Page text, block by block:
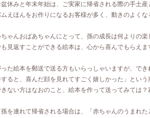
休みと年末年始は、ご実家に帰省される際の手土産
ムえほんをお作りになるお客様が多く、動きのよく
ちゃんおばあちゃんにとって、孫の成長は何よりの楽
も見返すことができる絵本は、心から喜んでもらえま
た絵本を郵送で送る方もいらっしゃいますが、で
すると、喜んだ顔を見れてすごく嬉しかった」とい
きない方はなおのこと、絵本を作って送ってみては
を連れて帰省される場合は、「赤ちゃんのうまれた